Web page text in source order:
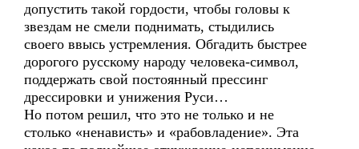
допустить такой гордости, чтобы головы к
звездам не смели поднимать, стыдились
своего ввысь устремления. Обгадить быстрее
дорогого русскому народу человека-символ,
поддержать свой постоянный прессинг
дрессировки и унижения Руси…
Но потом решил, что это не только и не
столько «ненависть» и «рабовладение». Эта